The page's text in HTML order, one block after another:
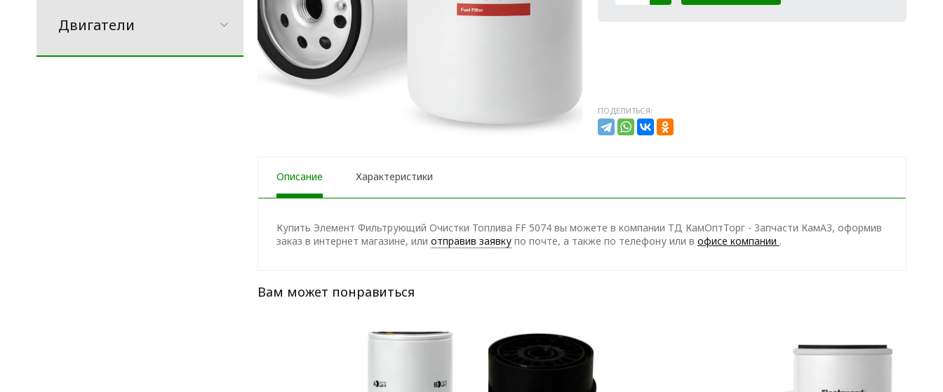
Двигатели
ПОДЕЛИТЬСЯ:
Описание Характеристики
Купить Элемент Фильтрующий Очистки Топлива FF 5074 вы можете в компании ТД КамОптТорг - Запчасти КамАЗ, оформив
заказ в интернет магазине, или отправив заявку по почте, а также по телефону или в офисе компании .
Вам может понравиться